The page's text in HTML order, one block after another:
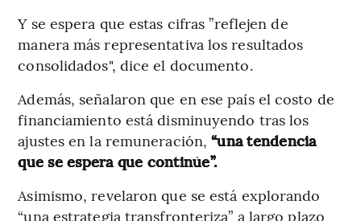
Y se espera que estas cifras ”reflejen de
manera más representativa los resultados
consolidados", dice el documento.
Además, señalaron que en ese país el costo de
financiamiento está disminuyendo tras los
ajustes en la remuneración,“una tendencia
que se espera que continúe”.
Asimismo, revelaron que se está explorando
“una estrategia transfronteriza” a largo plazo